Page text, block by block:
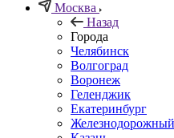
Москва
Назад
Города
Челябинск
Волгоград
Воронеж
Геленджик
Екатеринбург
Железнодорожный